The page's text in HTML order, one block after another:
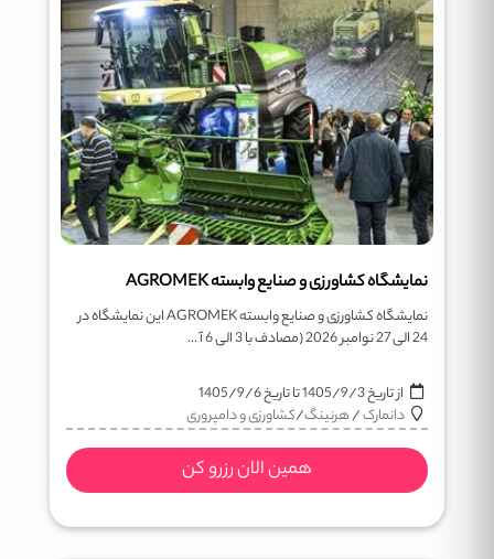
نمایشگاه کشاورزی و صنایع وابسته AGROMEK
نمایشگاه کشاورزی و صنایع وابسته AGROMEK این نمایشگاه در
24 الی 27 نوامبر 2026 (مصادف با 3 الی 6 آ ...
از تاریخ1405/9/3تا تاریخ1405/9/6
دانمارک/هرنینگ/کشاورزی و دامپروری
همین الان رزرو کن